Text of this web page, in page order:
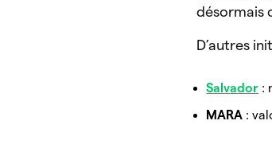
désormais
D’autres
Salvador :
MARA :